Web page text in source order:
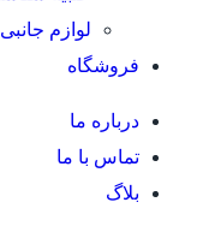
لوازم
فروشگاه
درباره ما
تماس با ما
بلاگ